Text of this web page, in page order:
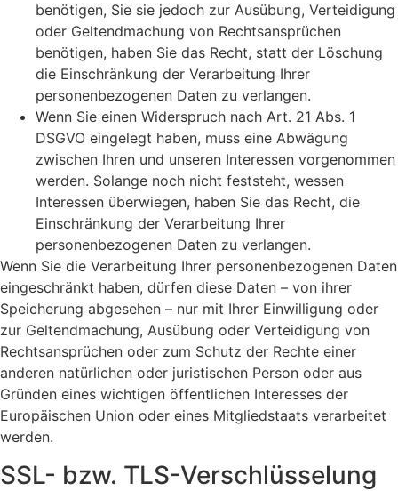
benötigen, Sie sie jedoch zur Ausübung, Verteidigung
oder Geltendmachung von Rechtsansprüchen
benötigen, haben Sie das Recht, statt der Löschung
die Einschränkung der Verarbeitung Ihrer
personenbezogenen Daten zu verlangen.
Wenn Sie einen Widerspruch nach Art. 21 Abs. 1
DSGVO eingelegt haben, muss eine Abwägung
zwischen Ihren und unseren Interessen vorgenommen
werden. Solange noch nicht feststeht, wessen
Interessen überwiegen, haben Sie das Recht, die
Einschränkung der Verarbeitung Ihrer
personenbezogenen Daten zu verlangen.
Wenn Sie die Verarbeitung Ihrer personenbezogenen Daten
eingeschränkt haben, dürfen diese Daten – von ihrer
Speicherung abgesehen – nur mit Ihrer Einwilligung oder
zur Geltendmachung, Ausübung oder Verteidigung von
Rechtsansprüchen oder zum Schutz der Rechte einer
anderen natürlichen oder juristischen Person oder aus
Gründen eines wichtigen öffentlichen Interesses der
Europäischen Union oder eines Mitgliedstaats verarbeitet
werden.
SSL- bzw. TLS-Verschlüsselung